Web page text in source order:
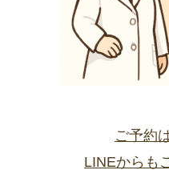
ご予約
LINEからも